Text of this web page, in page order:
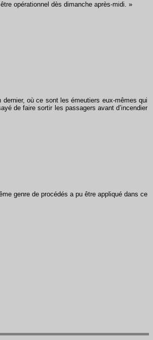
opérationnel dès dimanche après-midi. »
où ce sont les émeutiers eux-mêmes qui
de faire sortir les passagers avant d’incendier
genre de procédés a pu être appliqué dans ce